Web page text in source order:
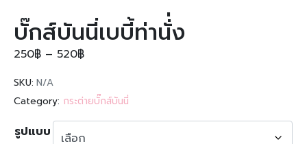
บั๊กส์บันนี่เบบี้ท่านั่่ง
250฿ – 520฿
SKU: N/A
Category: กระต่ายบั๊กส์บันนี่
รูปแบบ